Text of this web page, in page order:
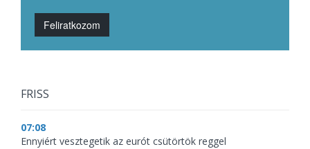
Feliratkozom
FRISS
07:08
Ennyiért vesztegetik az eurót csütörtök reggel